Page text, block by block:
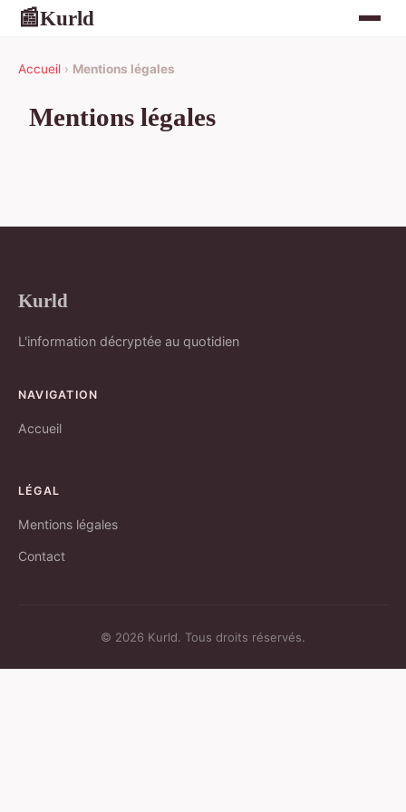
📰Kurld
Accueil › Mentions légales
Mentions légales
Kurld
L'information décryptée au quotidien
NAVIGATION
Accueil
LÉGAL
Mentions légales
Contact
© 2026 Kurld. Tous droits réservés.